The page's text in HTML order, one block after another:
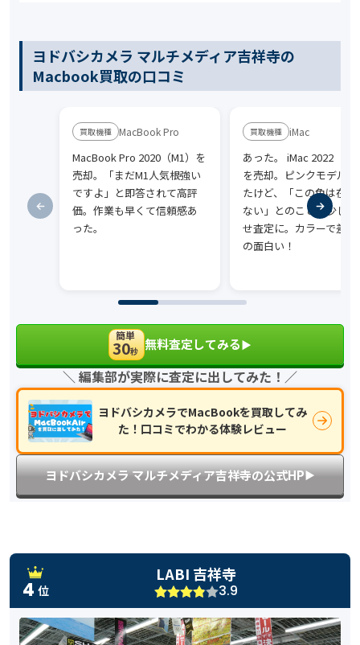
ヨドバシカメラ マルチメディア吉祥寺の
Macbook買取の口コミ
MacBook Pro
MacBook Pro 2020（M1）を
売却。「まだM1人気根強い
ですよ」と即答されて高評
価。作業も早くて信頼感あ
った。
iMac
あった。 iMac 2022（
を売却。ピンクモデル
たけど、「この色は在庫
ない」とのことで少し
せ査定に。カラーで差が
の面白い！
簡単
30秒 無料査定してみる▶︎
ヨドバシカメラ マルチメディア吉祥寺の公式HP▶︎
＼ 編集部が実際に査定に出してみた！／
ヨドバシカメラでMacBookを買取してみ
た！口コミでわかる体験レビュー
4 位
LABI 吉祥寺
3.9